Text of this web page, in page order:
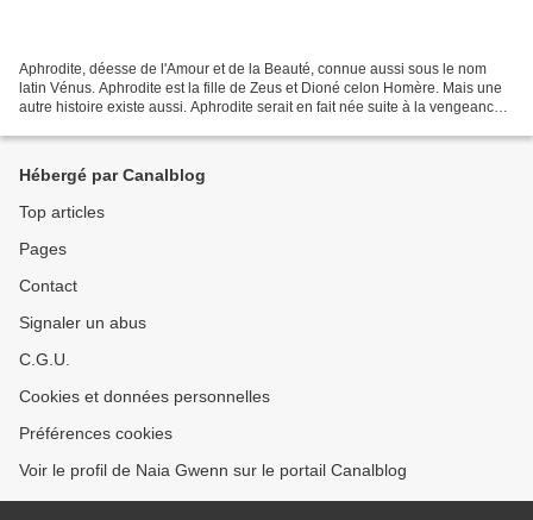
Aphrodite, déesse de l'Amour et de la Beauté, connue aussi sous le nom
latin Vénus. Aphrodite est la fille de Zeus et Dioné celon Homère. Mais une
autre histoire existe aussi. Aphrodite serait en fait née suite à la vengeance
Hébergé par Canalblog
Top articles
Pages
Contact
Signaler un abus
C.G.U.
Cookies et données personnelles
Préférences cookies
Voir le profil de Naia Gwenn sur le portail Canalblog